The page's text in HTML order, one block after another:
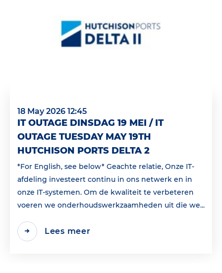
18 May 2026 12:45
IT OUTAGE DINSDAG 19 MEI / IT
OUTAGE TUESDAY MAY 19TH
HUTCHISON PORTS DELTA 2
*For English, see below* Geachte relatie, Onze IT-
afdeling investeert continu in ons netwerk en in
onze IT-systemen. Om de kwaliteit te verbeteren
voeren we onderhoudswerkzaamheden uit die we...
Lees meer